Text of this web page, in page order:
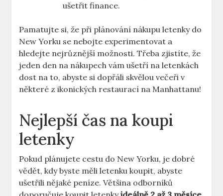
ušetřit finance.
Pamatujte si, že při plánování nákupu letenky do
New Yorku se nebojte experimentovat a
hledejte nejrůznější možnosti. Třeba zjistíte, že
jeden den na nákupech vám ušetří na letenkách
dost na to, abyste si dopřáli skvělou večeři v
některé z ikonických restaurací na Manhattanu!
Nejlepší čas na koupi
letenky
Pokud plánujete cestu do New Yorku, je dobré
vědět, kdy byste měli letenku koupit, abyste
ušetřili nějaké peníze. Většina odborníků